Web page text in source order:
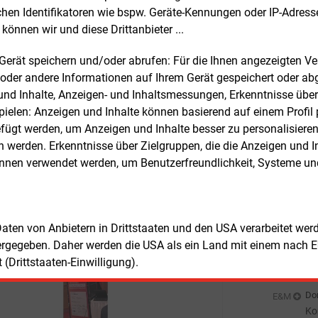
Identifikatoren wie bspw. Geräte-Kennungen oder IP-
wir und diese Drittanbieter ...
speichern und/oder abrufen: Für die Ihnen angezeigten
andere Informationen auf Ihrem Gerät gespeichert oder
Inhalte, Anzeigen- und Inhaltsmessungen, Erkenntnisse
Anzeigen und Inhalte können basierend auf einem Profil
werden, um Anzeigen und Inhalte besser zu
werden. Erkenntnisse über Zielgruppen, die die Anzeigen und
verwendet werden, um Benutzerfreundlichkeit, Systeme
von Anbietern in Drittstaaten und den USA verarbeitet
Daher werden die USA als ein Land mit einem nach
(Drittstaaten-Einwilligung).
auch noch Know How für die
Dafür sollen Akteure vernetzt
Eine „Bundesabwärmetagung“
alle deutschen Akteure, sie wird sich
am 10. Oktober 2024 in Berlin
kündigte Fröhlich an. Die Deutsche
habe insgesamt 60 bis 70 Milliarden
technisch nutzbares
im Abgas. Dies gelte es zu
E&M
E&M
E&M
E-
E&M